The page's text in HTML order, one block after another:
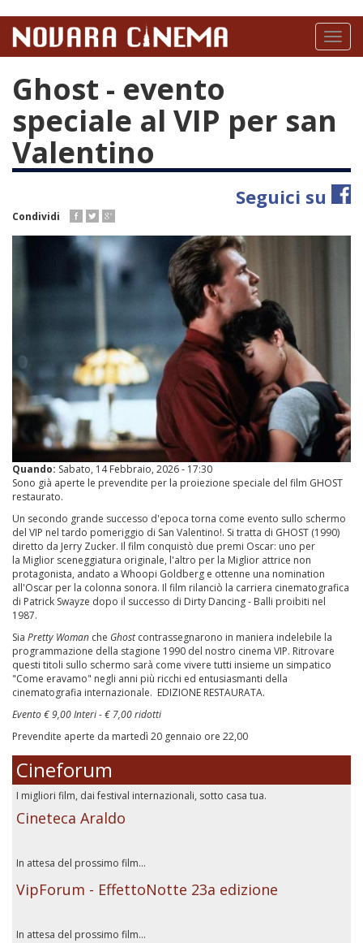
contenuto
Toggle
Ghost - evento
speciale al VIP per san
Valentino
Seguici su
Condividi
Quando: Sabato, 14 Febbraio, 2026 - 17:30
Sono già aperte le prevendite per la proiezione speciale del film GHOST
restaurato.
Un secondo grande successo d'epoca torna come evento sullo schermo
del VIP nel tardo pomeriggio di San Valentino!. Si tratta di GHOST (1990)
diretto da Jerry Zucker. Il film conquistò due premi Oscar: uno per
la Miglior sceneggiatura originale, l'altro per la Miglior attrice non
protagonista, andato a Whoopi Goldberg e ottenne una nomination
all'Oscar per la colonna sonora. Il film rilanciò la carriera cinematografica
di Patrick Swayze dopo il successo di Dirty Dancing - Balli proibiti nel
1987.
Sia Pretty Woman che Ghostcontrassegnarono in maniera indelebile la
programmazione della stagione 1990 del nostro cinema VIP. Ritrovare
questi titoli sullo schermo sarà come vivere tutti insieme un simpatico
"Come eravamo" negli anni più ricchi ed entusiasmanti della
cinematografia internazionale. EDIZIONE RESTAURATA.
Evento € 9,00 Interi - € 7,00 ridotti
Prevendite aperte da martedì 20 gennaio ore 22,00
Cineforum
I migliori film, dai festival internazionali, sotto casa tua.
Cineteca Araldo
In attesa del prossimo film...
VipForum - EffettoNotte 23a edizione
In attesa del prossimo film...